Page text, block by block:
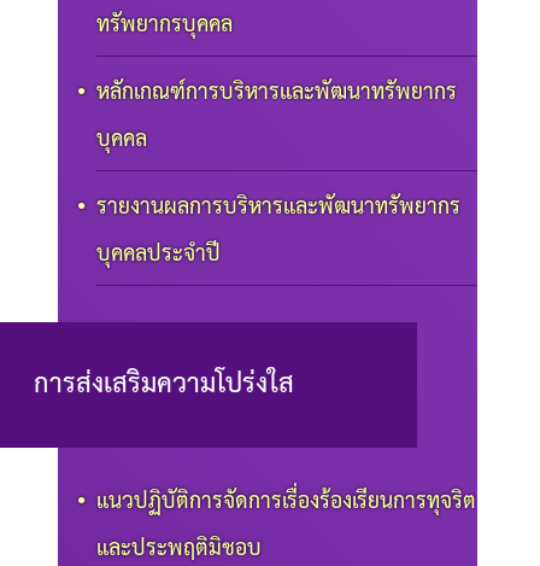
ทรัพยากรบุคคล
หลักเกณฑ์การบริหารและพัฒนาทรัพยากร
บุคคล
รายงานผลการบริหารและพัฒนาทรัพยากร
บุคคลประจำปี
การส่งเสริมความโปร่งใส
แนวปฏิบัติการจัดการเรื่องร้องเรียนการทุจริต
และประพฤติมิชอบ